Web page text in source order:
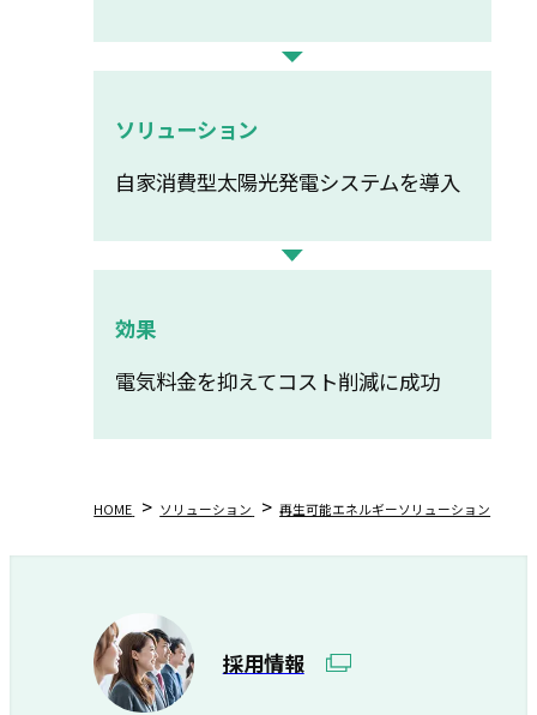
HOME ソリューション 再生可能エネルギーソリューション
ソリューション
⾃家消費型太陽光発電システムを導⼊
効果
電気料金を抑えてコスト削減に成功
採用情報